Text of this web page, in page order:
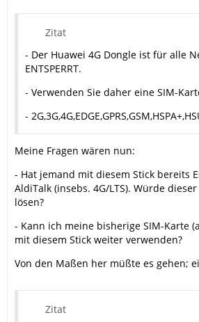
Zitat
- Der Huawei 4G Dongle ist für alle
ENTSPERRT.
- Verwenden Sie daher eine SIM-
-
Meine Fragen wären nun:
- Hat jemand mit diesem Stick bereits
AldiTalk (insebs. 4G/LTS). Würde
lösen?
- Kann ich meine bisherige SIM-Karte
mit diesem Stick weiter verwenden?
Von den Maßen her müßte es gehen;
Zitat